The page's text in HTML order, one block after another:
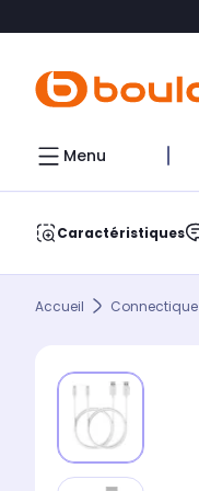
Menu
Caractéristiques
Accueil Connectique